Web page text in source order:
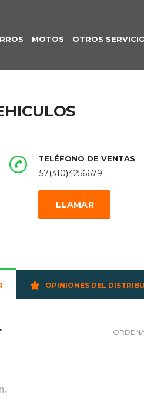
MOTOS OTROS
TELÉFONO DE VENTAS
57(310)4256679
LLAMAR
OPINIONES DEL